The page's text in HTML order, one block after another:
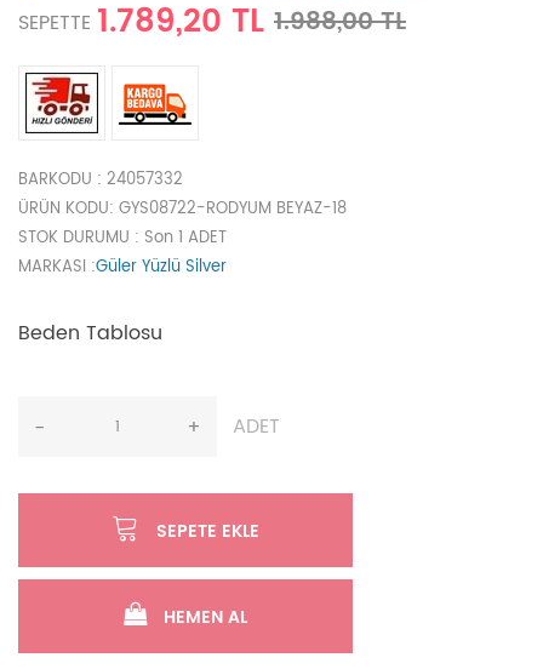
SEPETTE 1.789,20 TL 1.988,00 TL
BARKODU : 24057332
ÜRÜN KODU: GYS08722-RODYUM BEYAZ-18
STOK DURUMU : Son 1 ADET
MARKASI :Güler Yüzlü Silver
Beden Tablosu
- + ADET
SEPETE EKLE
HEMEN AL